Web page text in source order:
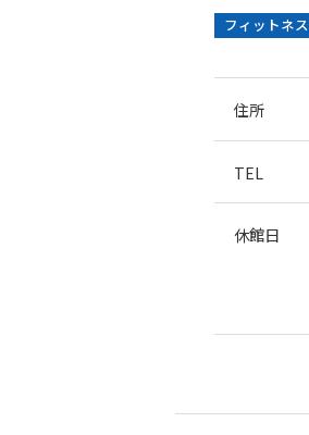
フィットネス
住所
TEL
休館日